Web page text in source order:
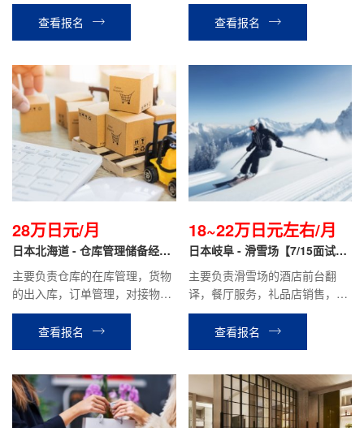
整理等相关工作。
查看报名
查看报名
28万日元/月
日本北海道 - 仓库管理储备经理
主要负责仓库的在库管理，货物
的出入库，订单管理，对接物流
公司等工作。
查看报名
18~22万日元左右/月
日本岐阜 - 滑雪场【7/15面试
主要负责滑雪场的酒店前台翻
译，餐厅服务，礼品店销售，学
具租赁等相关工作。
查看报名